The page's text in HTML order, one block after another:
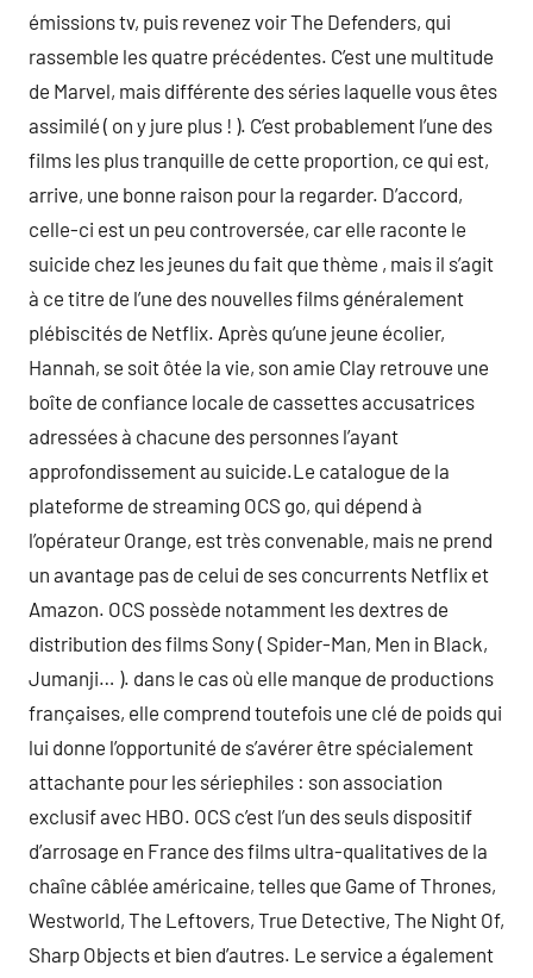
émissions tv, puis revenez voir The Defenders, qui
rassemble les quatre précédentes. C’est une multitude
de Marvel, mais différente des séries laquelle vous êtes
assimilé ( on y jure plus ! ). C’est probablement l’une des
films les plus tranquille de cette proportion, ce qui est,
arrive, une bonne raison pour la regarder. D’accord,
celle-ci est un peu controversée, car elle raconte le
suicide chez les jeunes du fait que thème , mais il s’agit
à ce titre de l’une des nouvelles films généralement
plébiscités de Netflix. Après qu’une jeune écolier,
Hannah, se soit ôtée la vie, son amie Clay retrouve une
boîte de confiance locale de cassettes accusatrices
adressées à chacune des personnes l’ayant
approfondissement au suicide.Le catalogue de la
plateforme de streaming OCS go, qui dépend à
l’opérateur Orange, est très convenable, mais ne prend
un avantage pas de celui de ses concurrents Netflix et
Amazon. OCS possède notamment les dextres de
distribution des films Sony ( Spider-Man, Men in Black,
Jumanji… ). dans le cas où elle manque de productions
françaises, elle comprend toutefois une clé de poids qui
lui donne l’opportunité de s’avérer être spécialement
attachante pour les sériephiles : son association
exclusif avec HBO. OCS c’est l’un des seuls dispositif
d’arrosage en France des films ultra-qualitatives de la
chaîne câblée américaine, telles que Game of Thrones,
Westworld, The Leftovers, True Detective, The Night Of,
Sharp Objects et bien d’autres. Le service a également